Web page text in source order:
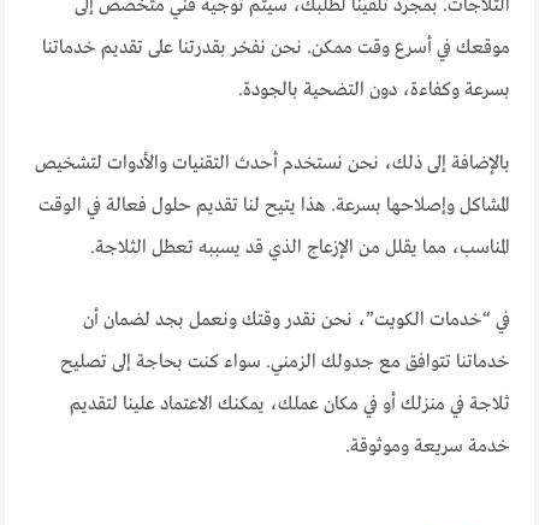
الثلاجات. بمجرد تلقينا لطلبك، سيتم توجيه فني متخصص إلى
موقعك في أسرع وقت ممكن. نحن نفخر بقدرتنا على تقديم خدماتنا
بسرعة وكفاءة، دون التضحية بالجودة.
بالإضافة إلى ذلك، نحن نستخدم أحدث التقنيات والأدوات لتشخيص
المشاكل وإصلاحها بسرعة. هذا يتيح لنا تقديم حلول فعالة في الوقت
المناسب، مما يقلل من الإزعاج الذي قد يسببه تعطل الثلاجة.
في “خدمات الكويت”، نحن نقدر وقتك ونعمل بجد لضمان أن
خدماتنا تتوافق مع جدولك الزمني. سواء كنت بحاجة إلى تصليح
ثلاجة في منزلك أو في مكان عملك، يمكنك الاعتماد علينا لتقديم
خدمة سريعة وموثوقة.